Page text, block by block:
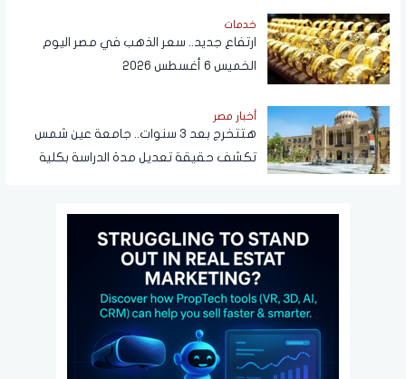
خدمات
ارتفاع جديد.. سعر الذهب في مصر اليوم
الخميس 6 أغسطس 2026
أخبار مصر
هتتخرج بعد 3 سنوات.. جامعة عين شمس
تكشف حقيقة تعديل مدة الدراسة بكلية